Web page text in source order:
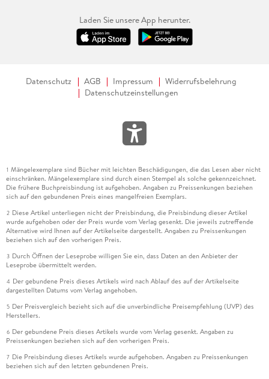
Laden Sie unsere App herunter.
Datenschutz AGB Impressum
Widerrufsbelehrung
Datenschutzeinstellungen
1 Mängelexemplare sind Bücher mit leichten Beschädigungen, die das Lesen aber nicht
einschränken. Mängelexemplare sind durch einen Stempel als solche gekennzeichnet.
Die frühere Buchpreisbindung ist aufgehoben. Angaben zu Preissenkungen beziehen
sich auf den gebundenen Preis eines mangelfreien Exemplars.
2 Diese Artikel unterliegen nicht der Preisbindung, die Preisbindung dieser Artikel
wurde aufgehoben oder der Preis wurde vom Verlag gesenkt. Die jeweils zutreffende
Alternative wird Ihnen auf der Artikelseite dargestellt. Angaben zu Preissenkungen
beziehen sich auf den vorherigen Preis.
3 Durch Öffnen der Leseprobe willigen Sie ein, dass Daten an den Anbieter der
Leseprobe übermittelt werden.
4 Der gebundene Preis dieses Artikels wird nach Ablauf des auf der Artikelseite
dargestellten Datums vom Verlag angehoben.
5 Der Preisvergleich bezieht sich auf die unverbindliche Preisempfehlung (UVP) des
Herstellers.
6 Der gebundene Preis dieses Artikels wurde vom Verlag gesenkt. Angaben zu
Preissenkungen beziehen sich auf den vorherigen Preis.
7 Die Preisbindung dieses Artikels wurde aufgehoben. Angaben zu Preissenkungen
beziehen sich auf den letzten gebundenen Preis.